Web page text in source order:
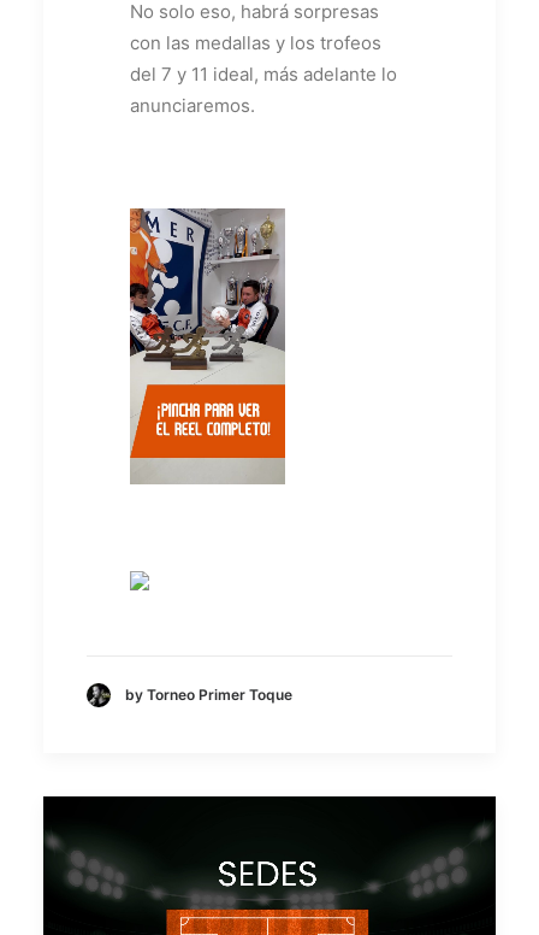
No solo eso, habrá sorpresas
con las medallas y los trofeos
del 7 y 11 ideal, más adelante lo
anunciaremos.
by Torneo Primer Toque